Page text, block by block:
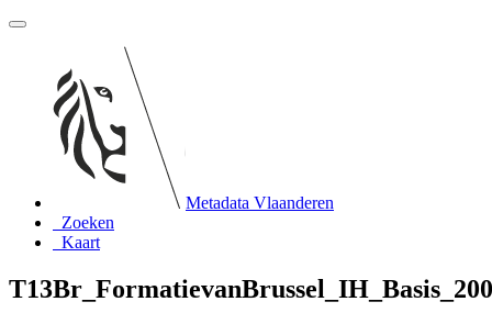
Metadata Vlaanderen
Zoeken
Kaart